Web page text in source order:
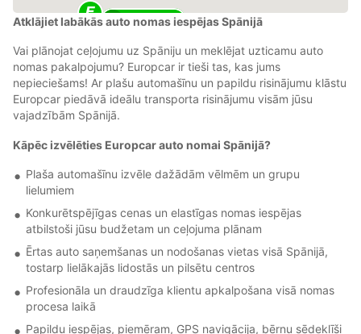
6
Atklājiet labākās auto nomas iespējas Spānijā
Vai plānojat ceļojumu uz Spāniju un meklējat uzticamu auto
nomas pakalpojumu? Europcar ir tieši tas, kas jums
nepieciešams! Ar plašu automašīnu un papildu risinājumu klāstu
Europcar piedāvā ideālu transporta risinājumu visām jūsu
vajadzībām Spānijā.
Kāpēc izvēlēties Europcar auto nomai Spānijā?
Plaša automašīnu izvēle dažādām vēlmēm un grupu
lielumiem
Konkurētspējīgas cenas un elastīgas nomas iespējas
atbilstoši jūsu budžetam un ceļojuma plānam
Ērtas auto saņemšanas un nodošanas vietas visā Spānijā,
tostarp lielākajās lidostās un pilsētu centros
Profesionāla un draudzīga klientu apkalpošana visā nomas
procesa laikā
Papildu iespējas, piemēram, GPS navigācija, bērnu sēdeklīši